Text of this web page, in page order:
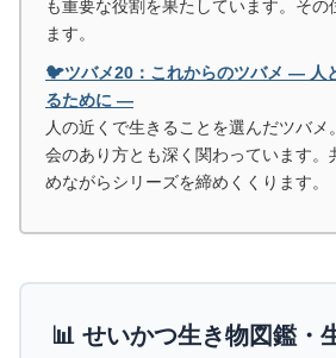
も重要な役割を果たしています。その
ます。
🐦ツバメ20：これからのツバメ ― 人
るために ―
人の近くで生きることを選んだツバメ
会のあり方とも深く関わっています。
めながらシリーズを締めくくります。
📊 せいかつ生き物図鑑・